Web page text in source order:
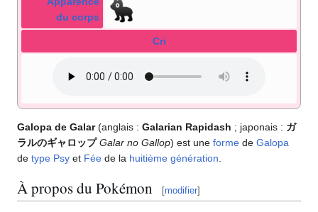
du corps
Cri
Galopa de Galar(anglais : Galarian Rapidash ; japonais : ガ
ラルのギャロップ Galar no Gallop) est une forme de Galopa
de type Psy et Fée de la huitième génération
À propos du Pokémon [modifier]